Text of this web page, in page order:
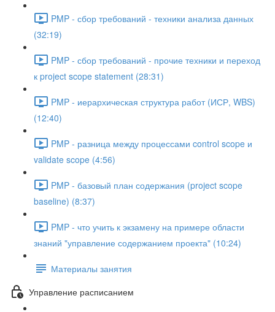
PMP - сбор требований - техники анализа данных
(32:19)
PMP - сбор требований - прочие техники и переход
к project scope statement (28:31)
PMP - иерархическая структура работ (ИСР, WBS)
(12:40)
PMP - разница между процессами control scope и
validate scope (4:56)
PMP - базовый план содержания (project scope
baseline) (8:37)
PMP - что учить к экзамену на примере области
знаний "управление содержанием проекта" (10:24)
Материалы занятия
Управление расписанием